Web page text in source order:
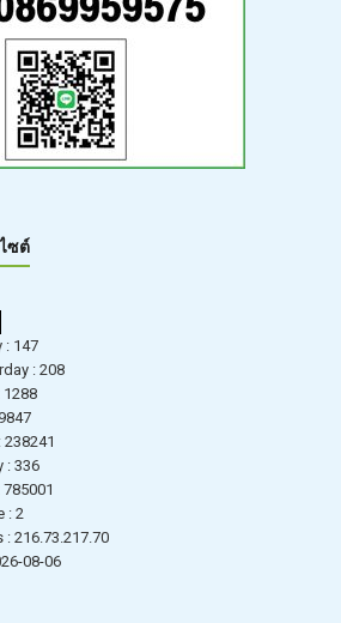
ซต์
: 147
: 208
: 336
: 2
: 216.73.217.70
08-06